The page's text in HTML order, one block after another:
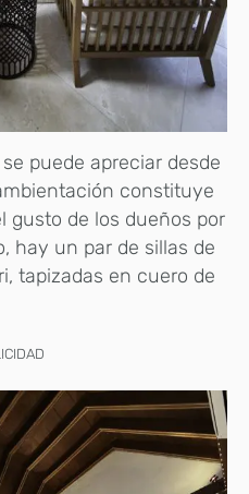
puede apreciar desde
constituye
gusto de los dueños por
hay un par de sillas de
tapizadas en cuero de